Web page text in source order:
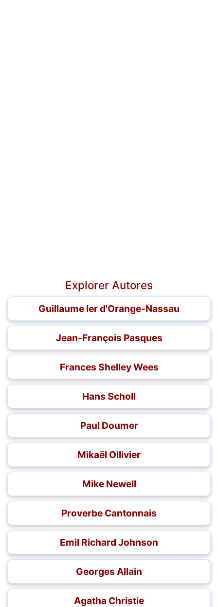
Explorer Autores
Guillaume Ier d'Orange-Nassau
Jean-François Pasques
Frances Shelley Wees
Hans Scholl
Paul Doumer
Mikaël Ollivier
Mike Newell
Proverbe Cantonnais
Emil Richard Johnson
Georges Allain
Agatha Christie